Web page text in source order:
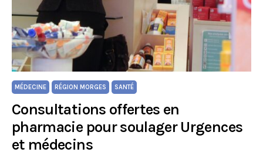
MÉDECINE RÉGION MORGES SANTÉ
Consultations offertes en
pharmacie pour soulager Urgences
et médecins